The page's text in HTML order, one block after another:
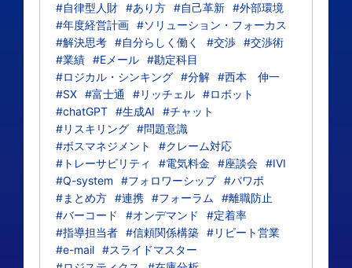
#自律型人財 #あり方 #自己革新 #外部環境
#年度経営計画 #ソリューション・フォーカス
#解決思考 #自分らしく働く #交渉 #交渉術
#業績 #Eメール #勘定科目
#ロジカル・シンキング #分解 #西本 伸一
#SX #富士通 #リッチェル #ロボット
#chatGPT #生成AI
#チャット
#リスキリング #問題意識
#ボスマネジメント
#クレーム対応
#トレーサビリティ
#電気料金 #座談会 #IVI
#Q-system
#フォロワーシップ #パワポ
#まとめ方 #連携 #フォーラム
#離職防止
#バーコード
#オンデマンド
#定着率
#指導担当者 #信頼関係構築 #リピート営業
#e-mail #スライドマスター